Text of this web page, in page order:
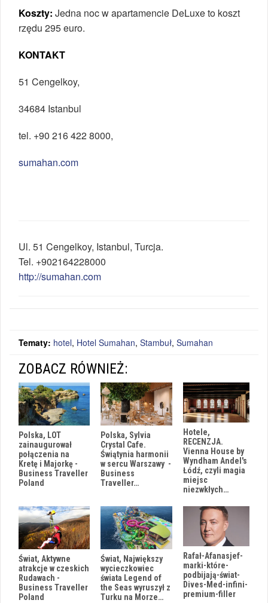
Koszty: Jedna noc w apartamencie DeLuxe to koszt
rzędu 295 euro.
KONTAKT
51 Cengelkoy,
34684 Istanbul
tel. +90 216 422 8000,
sumahan.com
Ul. 51 Cengelkoy, Istanbul, Turcja.
Tel. +902164228000
http://sumahan.com
Tematy: hotel, Hotel Sumahan, Stambuł, Sumahan
ZOBACZ RÓWNIEŻ:
Polska, LOT
zainaugurował
połączenia na
Kretę i Majorkę -
Business Traveller
Poland
Polska, Sylvia
Crystal Cafe.
Świątynia harmonii
w sercu Warszawy -
Business
Traveller…
Hotele,
RECENZJA.
Vienna House by
Wyndham Andel's
Łódź, czyli magia
miejsc
niezwkłych…
Świat, Aktywne
atrakcje w czeskich
Rudawach -
Business Traveller
Poland
Świat, Największy
wycieczkowiec
świata Legend of
the Seas wyruszył z
Turku na Morze…
Rafał-Afanasjef-
marki-które-
podbijają-świat-
Dives-Med-infini-
premium-filler